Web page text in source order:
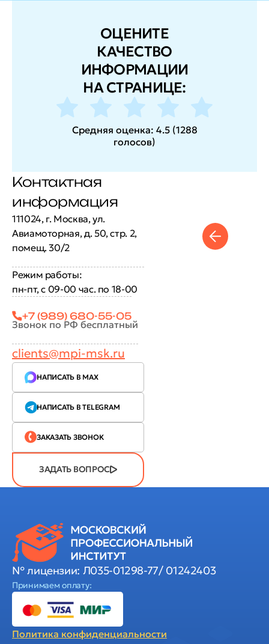
ОЦЕНИТЕ
КАЧЕСТВО
ИНФОРМАЦИИ
НА СТРАНИЦЕ:
Средняя оценка: 4.5(1288
голосов)
Контактная
информация
111024, г. Москва, ул.
Авиамоторная, д. 50, стр. 2,
помещ. 30/2
Режим работы:
пн-пт, с 09-00 час. по 18-00
+7 (989) 680-55-05
Звонок по РФ бесплатный
clients@mpi-msk.ru
НАПИСАТЬ В MAX
НАПИСАТЬ В TELEGRAM
ЗАКАЗАТЬ ЗВОНОК
ЗАДАТЬ ВОПРОС
№ лицензии: Л035-01298-77/ 01242403
Принимаем оплату:
Политика конфиденциальности